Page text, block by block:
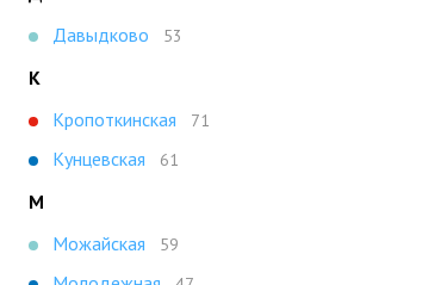
Давыдково
53
К
Кропоткинская
71
Кунцевская 61
М
Можайская
59